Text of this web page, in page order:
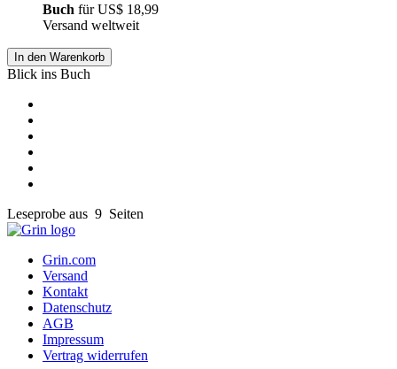
Buch fürUS$ 18,99
Versand weltweit
In den Warenkorb
Blick ins Buch
Leseprobe aus 9 Seiten
Grin.com
Versand
Kontakt
Datenschutz
AGB
Impressum
Vertrag widerrufen